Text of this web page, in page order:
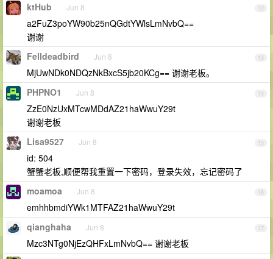
12
ktHub Jun 8
a2FuZ3poYW90b25nQGdtYWlsLmNvbQ==
谢谢
13
Felldeadbird Jun 8
MjUwNDk0NDQzNkBxcS5jb20KCg== 谢谢老板。
14
PHPNO1 Jun 8
ZzE0NzUxMTcwMDdAZ21haWwuY29t
谢谢老板
15
Lisa9527 Jun 8
id: 504
蟹蟹老板,顺便帮我重置一下密码，登录失效，忘记密码了
16
moamoa Jun 8
emhhbmdiYWk1MTFAZ21haWwuY29t
17
qianghaha Jun 8
Mzc3NTg0NjEzQHFxLmNvbQ== 谢谢老板